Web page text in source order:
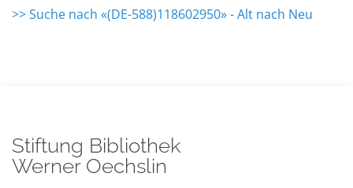
>> Suche nach «(DE-588)118602950» - Alt nach Neu
Stiftung Bibliothek
Werner Oechslin